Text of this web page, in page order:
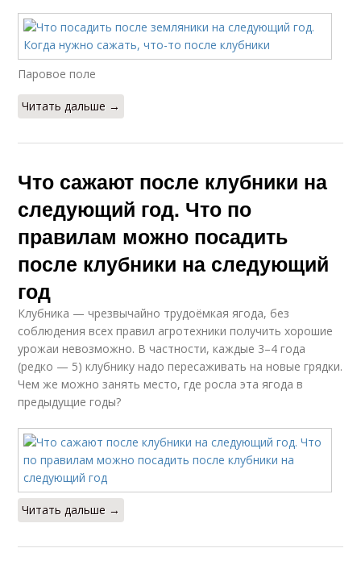
Паровое поле
Читать дальше →
Что сажают после клубники на
следующий год. Что по
правилам можно посадить
после клубники на следующий
год
Клубника — чрезвычайно трудоёмкая ягода, без
соблюдения всех правил агротехники получить хорошие
урожаи невозможно. В частности, каждые 3–4 года
(редко — 5) клубнику надо пересаживать на новые грядки.
Чем же можно занять место, где росла эта ягода в
предыдущие годы?
Читать дальше →